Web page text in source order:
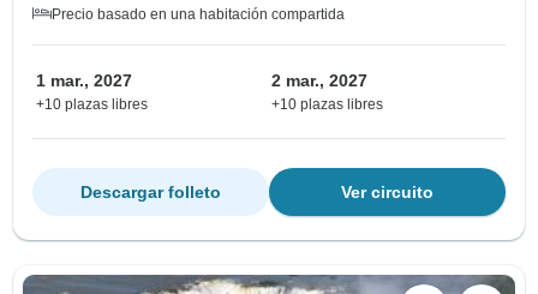
Precio basado en una habitación compartida
1 mar., 2027
+10 plazas libres
2 mar., 2027
+10 plazas libres
Ver circuito
Descargar folleto